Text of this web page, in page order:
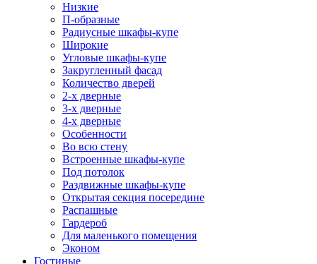
Низкие
П-образные
Радиусные шкафы-купе
Широкие
Угловые шкафы-купе
Закругленный фасад
Количество дверей
2-х дверные
3-х дверные
4-х дверные
Особенности
Во всю стену
Встроенные шкафы-купе
Под потолок
Раздвижные шкафы-купе
Открытая секция посередине
Распашные
Гардероб
Для маленького помещения
Эконом
Гостиные